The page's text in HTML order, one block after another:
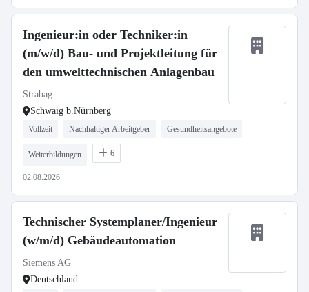
Ingenieur:in oder Techniker:in
(m/w/d) Bau- und Projektleitung für
den umwelttechnischen Anlagenbau
Strabag
Schwaig b.Nürnberg
Vollzeit Nachhaltiger Arbeitgeber Gesundheitsangebote
Weiterbildungen 6
02.08.2026
Technischer Systemplaner/Ingenieur
(w/m/d) Gebäudeautomation
Siemens AG
Deutschland